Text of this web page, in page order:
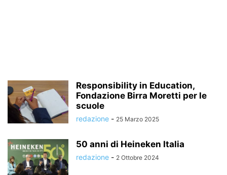
Responsibility in Education,
Fondazione Birra Moretti per le
scuole
redazione - 25 Marzo 2025
50 anni di Heineken Italia
redazione - 2 Ottobre 2024